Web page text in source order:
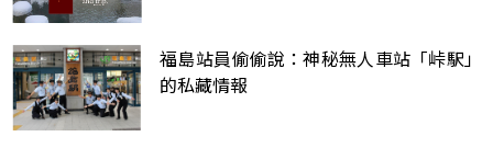
福島站員偷偷說：神秘無人車站「峠駅」
的私藏情報